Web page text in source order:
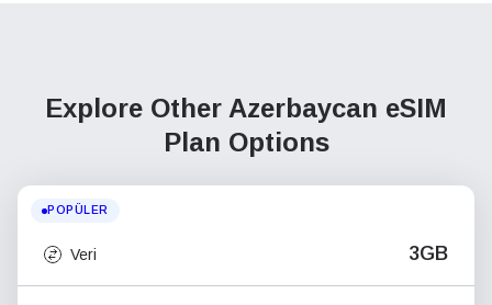
Explore Other Azerbaycan eSIM
Plan Options
POPÜLER
Veri 3GB